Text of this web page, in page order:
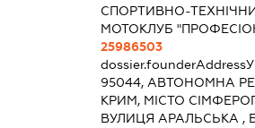
СПОРТИВНО-
МОТОКЛУБ
25986503
dossier.founderAddress
95044, АВТОНОМНА
КРИМ, МІСТО
ВУЛИЦЯ АРАЛЬСЬКА ,